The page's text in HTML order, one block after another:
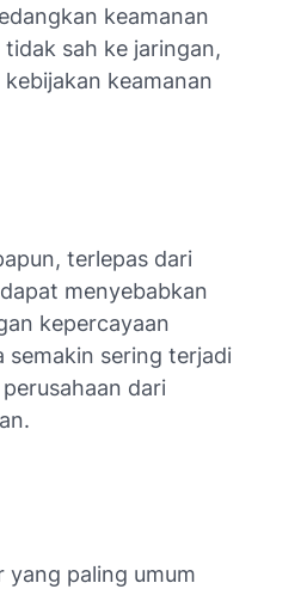
keamanan
sah ke jaringan,
keamanan
terlepas dari
menyebabkan
kepercayaan
semakin sering terjadi
dari
yang paling umum